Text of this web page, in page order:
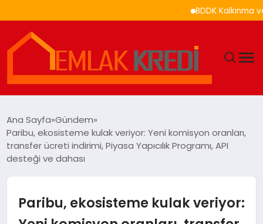
BDDK Kalkınma ve
EKONOMI
EĞITIM
Ana Sayfa Gündem
Paribu, ekosisteme kulak veriyor: Yeni komisyon oranları,
transfer ücreti indirimi, Piyasa Yapıcılık Programı, API
desteği ve dahası
Paribu, ekosisteme kulak veriyor: